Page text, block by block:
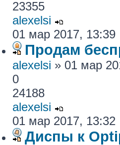
23355
alexelsi
01 мар 2017, 13:39
Продам
alexelsi » 01 мар
0
24188
alexelsi
01 мар 2017, 13:32
Диспы к